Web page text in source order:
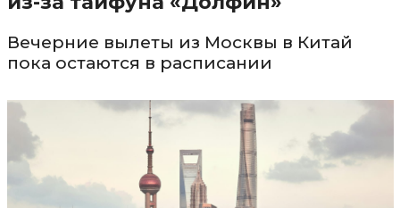
Вечерние вылеты из Москвы в Китай
пока остаются в расписании